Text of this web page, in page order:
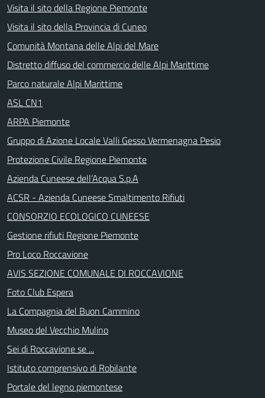
Visita il sito della Regione Piemonte
Visita il sito della Provincia di Cuneo
Comunità Montana delle Alpi del Mare
Distretto diffuso del commercio delle Alpi Marittime
Parco naturale Alpi Marittime
ASL CN1
ARPA Piemonte
Gruppo di Azione Locale Valli Gesso Vermenagna Pesio
Protezione Civile Regione Piemonte
Azienda Cuneese dell’Acqua S.p.A
ACSR - Azienda Cuneese Smaltimento Rifiuti
CONSORZIO ECOLOGICO CUNEESE
Gestione rifiuti Regione Piemonte
Pro Loco Roccavione
AVIS SEZIONE COMUNALE DI ROCCAVIONE
Foto Club Espera
La Compagnia del Buon Cammino
Museo del Vecchio Mulino
Sei di Roccavione se ...
Istituto comprensivo di Robilante
Portale del legno piemontese